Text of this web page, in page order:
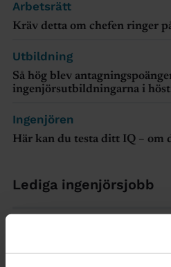
Arbetsrätt
Kräv detta om chefen ringer
Utbildning
Så hög blev
ingenjörsutbildningarna i höst
Ingenjören
Här kan du testa ditt IQ – om
Lediga ingenjörsjobb